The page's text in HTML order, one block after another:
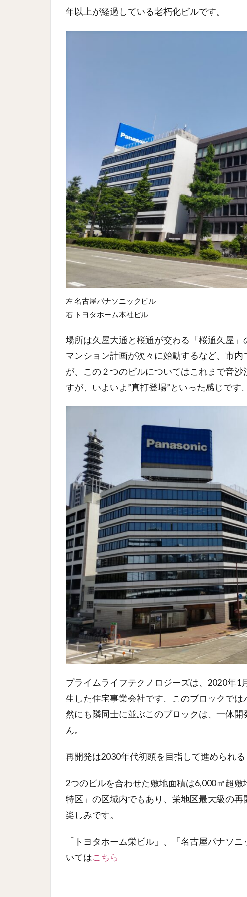
年以上が経過している老朽化ビルです。
左 名古屋パナソニックビル
右 トヨタホーム本社ビル
場所は久屋大通と桜通が交わる「桜通久屋
マンション計画が次々に始動するなど、市
が、この２つのビルについてはこれまで音
すが、いよいよ”真打登場”といった感じです。
プライムライフテクノロジーズは、2020年1
生した住宅事業会社です。このブロックで
然にも隣同士に並ぶこのブロックは、一体
ん。
再開発は2030年代初頭を目指して進められる
2つのビルを合わせた敷地面積は6,000㎡超
特区」の区域内でもあり、栄地区最大級の
楽しみです。
「トヨタホーム栄ビル」、「名古屋パナソ
いてはこちら